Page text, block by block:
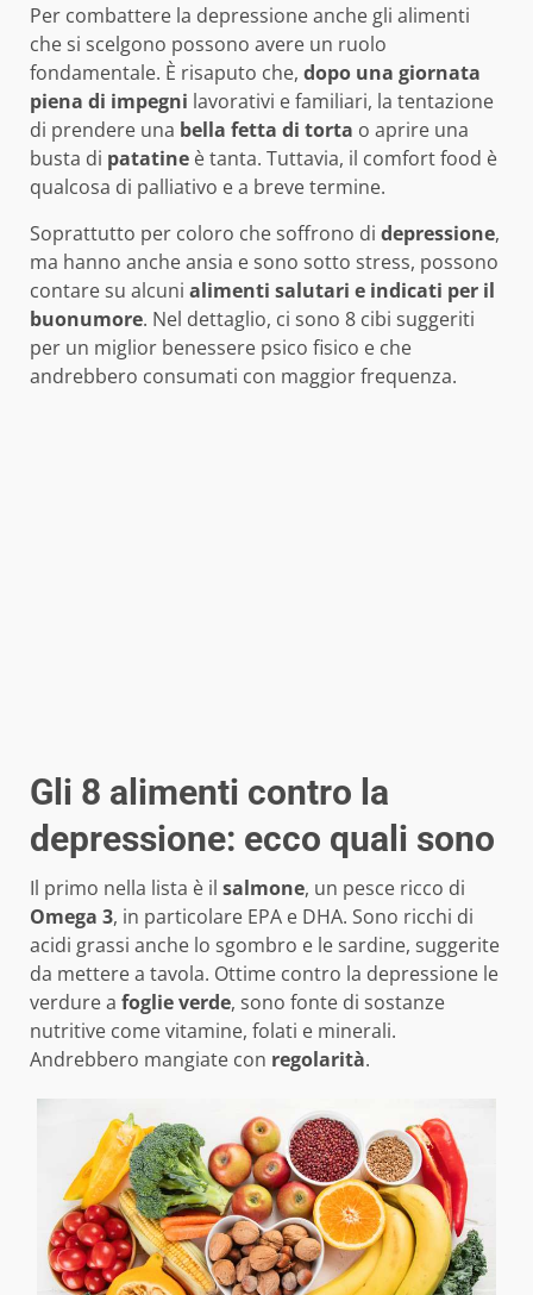
Per combattere la depressione anche gli alimenti
che si scelgono possono avere un ruolo
fondamentale. È risaputo che, dopo una giornata
piena di impegni lavorativi e familiari, la tentazione
di prendere una bella fetta di torta o aprire una
busta di patatine è tanta. Tuttavia, il comfort food è
qualcosa di palliativo e a breve termine.
Soprattutto per coloro che soffrono di depressione,
ma hanno anche ansia e sono sotto stress, possono
contare su alcuni alimenti salutari e indicati per il
buonumore. Nel dettaglio, ci sono 8 cibi suggeriti
per un miglior benessere psico fisico e che
andrebbero consumati con maggior frequenza.
Gli 8 alimenti contro la
depressione: ecco quali sono
Il primo nella lista è il salmone, un pesce ricco di
Omega 3, in particolare EPA e DHA. Sono ricchi di
acidi grassi anche lo sgombro e le sardine, suggerite
da mettere a tavola. Ottime contro la depressione le
verdure a foglie verde, sono fonte di sostanze
nutritive come vitamine, folati e minerali.
Andrebbero mangiate con regolarità.